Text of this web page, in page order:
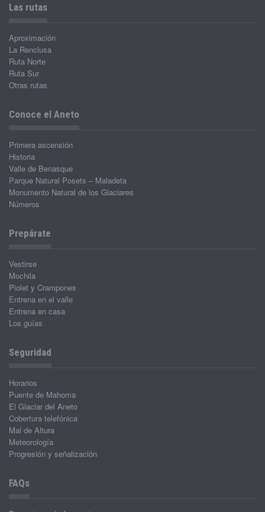
Las rutas
Aproximación
La Renclusa
Ruta Norte
Ruta Sur
Otras rutas
Conoce el Aneto
Primera ascensión
Historia
Valle de Benasque
Parque Natural Posets – Maladeta
Monumento Natural de los Glaciares
Números
Prepárate
Vestirse
Mochila
Piolet y Crampones
Entrena en el valle
Entrena en casa
Los guías
Seguridad
Horarios
Puente de Mahoma
El Glaciar del Aneto
Cobertura telefónica
Mal de Altura
Meteorología
Progresión y señalización
FAQs